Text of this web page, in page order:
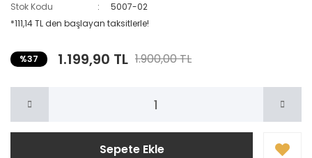
Stok Kodu
5007-02
*111,14 TL den başlayan taksitlerle!
%37 1.199,90 TL 1.900,00 TL
Sepete Ekle